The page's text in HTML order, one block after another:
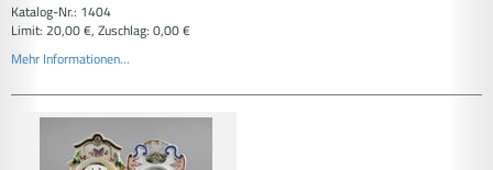
Katalog-Nr.: 1404
Limit: 20,00 €, Zuschlag: 0,00 €
Mehr Informationen...